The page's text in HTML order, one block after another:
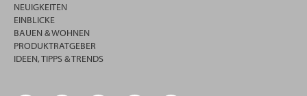
NEUIGKEITEN
EINBLICKE
BAUEN & WOHNEN
PRODUKTRATGEBER
IDEEN, TIPPS & TRENDS